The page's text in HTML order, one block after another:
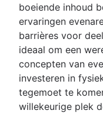
boeiende inhoud
ervaringen
barrières voor
ideaal om een
concepten van
investeren in
tegemoet te
willekeurige plek